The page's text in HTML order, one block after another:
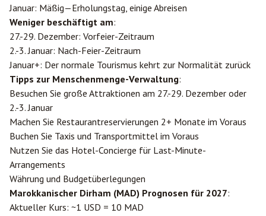
Januar: Mäßig—Erholungstag, einige Abreisen
Weniger beschäftigt am:
27.-29. Dezember: Vorfeier-Zeitraum
2.-3. Januar: Nach-Feier-Zeitraum
Januar+: Der normale Tourismus kehrt zur Normalität zurück
Tipps zur Menschenmenge-Verwaltung:
Besuchen Sie große Attraktionen am 27.-29. Dezember oder
2.-3. Januar
Machen Sie Restaurantreservierungen 2+ Monate im Voraus
Buchen Sie Taxis und Transportmittel im Voraus
Nutzen Sie das Hotel-Concierge für Last-Minute-
Arrangements
Währung und Budgetüberlegungen
Marokkanischer Dirham (MAD) Prognosen für 2027:
Aktueller Kurs: ~1 USD = 10 MAD